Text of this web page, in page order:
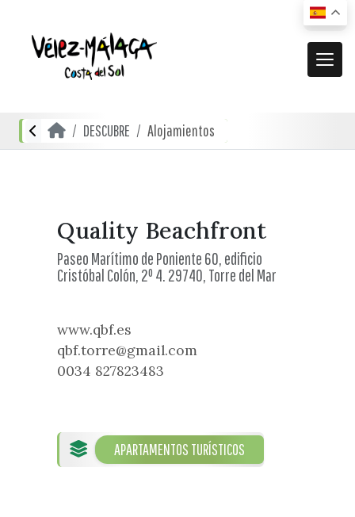
El municipio
Mapa interactivo
Localidades
Localidades de Interior
Oficinas de Turismo
Historia
DESCUBRE
De compras
Restauración
Gastronomía local
Alojamientos
Visitas
Semana Santa de Vélez-
Málaga
Noticias
RECURSOS
Vídeos promocionales
Folletos turísticos
Planos
Guías turísticas
Ayuntamiento
DESCUBRE Alojamientos
Quality Beachfront
Paseo Marítimo de Poniente 60, edificio
Cristóbal Colón, 2º 4. 29740, Torre del Mar
www.qbf.es
qbf.torre@gmail.com
0034 827823483
APARTAMENTOS TURÍSTICOS